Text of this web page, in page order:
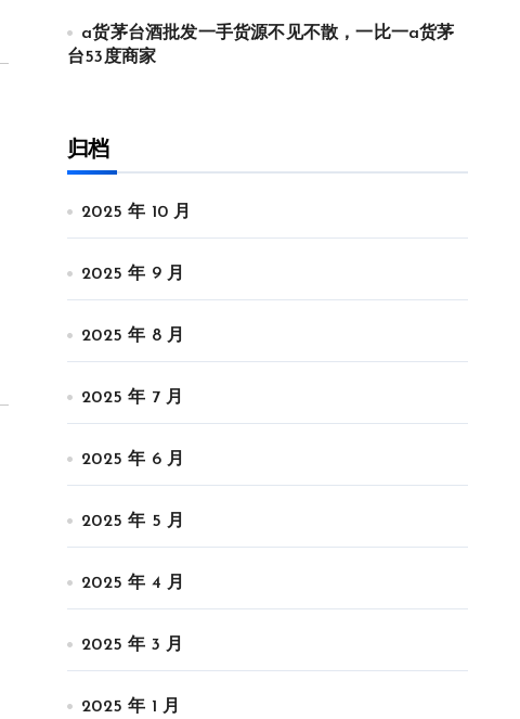
a货茅台酒批发一手货源不见不散，一比一a货茅
台53度商家
归档
2025 年 10 月
2025 年 9 月
2025 年 8 月
2025 年 7 月
2025 年 6 月
2025 年 5 月
2025 年 4 月
2025 年 3 月
2025 年 1 月